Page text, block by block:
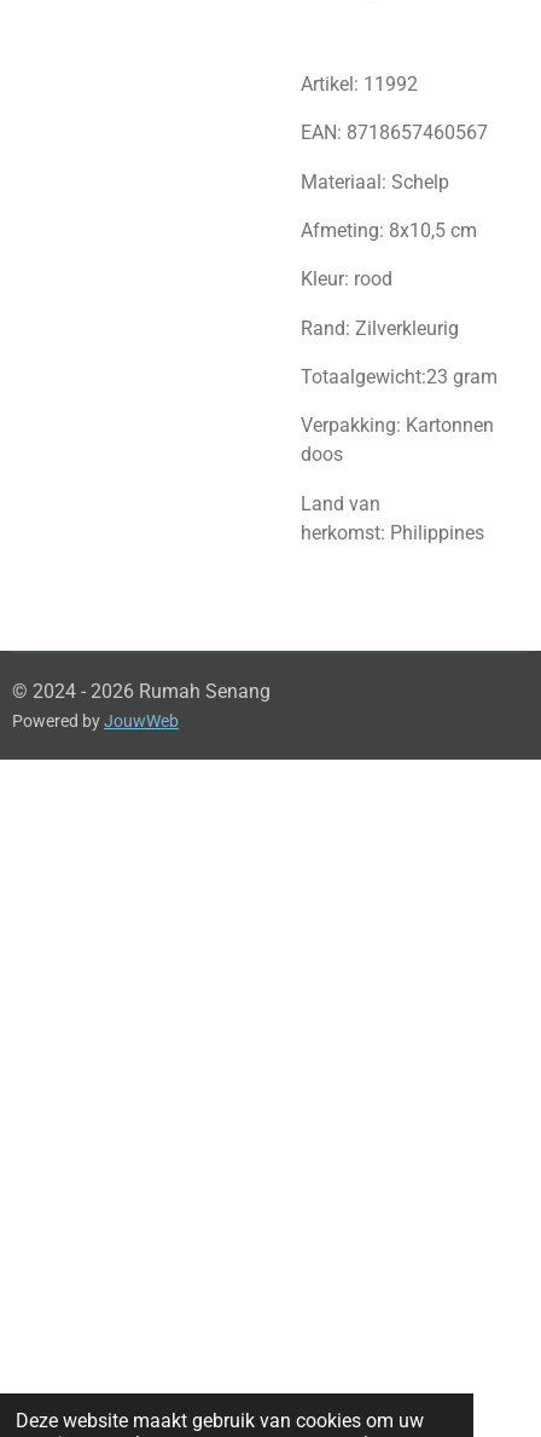
Deze website maakt gebruik van cookies om uw
Artikel: 11992
EAN: 8718657460567
Materiaal: Schelp
Afmeting: 8x10,5 cm
Kleur: rood
Rand: Zilverkleurig
Totaalgewicht:23 gram
Verpakking: Kartonnen
doos
Land van
herkomst: Philippines
© 2024 - 2026 Rumah Senang
Powered byJouwWeb